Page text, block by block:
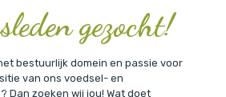
gezocht!
bestuurlijk domein en passie voor
van ons voedsel- en
Dan zoeken wij jou! Wat doet